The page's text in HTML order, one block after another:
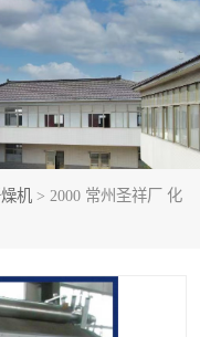
机 > 2000 常州圣祥厂 化
真空干燥机
刮板干燥机
干燥机
混合机
干燥机